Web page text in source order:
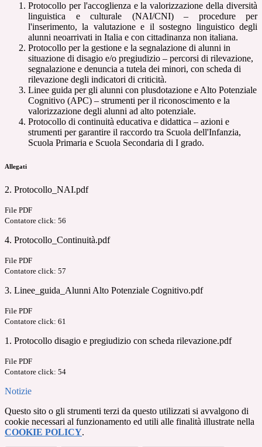
Protocollo per l'accoglienza e la valorizzazione della diversità
linguistica e culturale (NAI/CNI) – procedure per
l'inserimento, la valutazione e il sostegno linguistico degli
alunni neoarrivati in Italia e con cittadinanza non italiana.
Protocollo per la gestione e la segnalazione di alunni in
situazione di disagio e/o pregiudizio – percorsi di rilevazione,
segnalazione e denuncia a tutela dei minori, con scheda di
rilevazione degli indicatori di criticità.
Linee guida per gli alunni con plusdotazione e Alto Potenziale
Cognitivo (APC) – strumenti per il riconoscimento e la
valorizzazione degli alunni ad alto potenziale.
Protocollo di continuità educativa e didattica – azioni e
strumenti per garantire il raccordo tra Scuola dell'Infanzia,
Scuola Primaria e Scuola Secondaria di I grado.
Allegati
2. Protocollo_NAI.pdf
File PDF
Contatore click: 56
4. Protocollo_Continuità.pdf
File PDF
Contatore click: 57
3. Linee_guida_Alunni Alto Potenziale Cognitivo.pdf
File PDF
Contatore click: 61
1. Protocollo disagio e pregiudizio con scheda rilevazione.pdf
File PDF
Contatore click: 54
Notizie
Questo sito o gli strumenti terzi da questo utilizzati si avvalgono di
cookie necessari al funzionamento ed utili alle finalità illustrate nella
COOKIE POLICY.